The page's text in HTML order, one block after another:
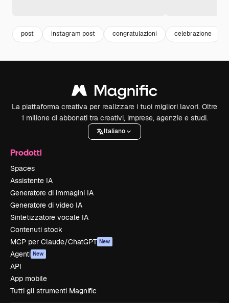
post instagram post congratulazioni celebrazione
La piattaforma creativa per realizzare i tuoi migliori lavori. Oltre
1 milione di abbonati tra creativi, imprese, agenzie e studi.
Italiano
Prodotti
Spaces
Assistente IA
Generatore di immagini IA
Generatore di video IA
Sintetizzatore vocale IA
Contenuti stock
MCP per Claude/ChatGPT New
Agenti New
API
App mobile
Tutti gli strumenti Magnific